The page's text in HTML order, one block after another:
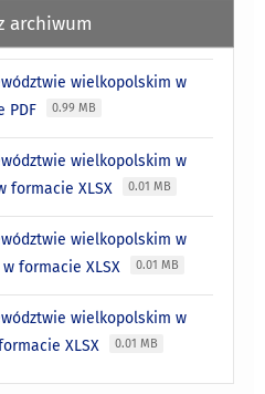
archiwum
wielkopolskim w
PDF
0.99 MB
wielkopolskim w
formacie XLSX
0.01 MB
wielkopolskim w
formacie XLSX
0.01 MB
wielkopolskim w
XLSX
0.01 MB